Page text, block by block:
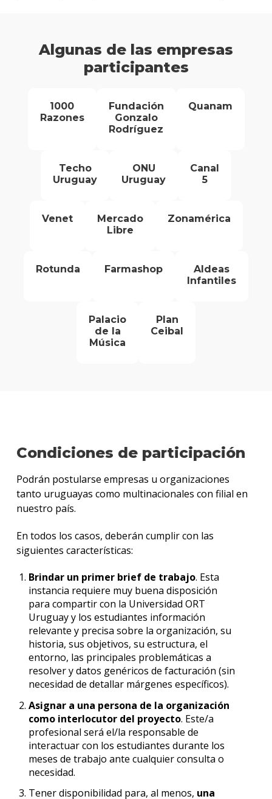
Algunas de las empresas
participantes
1000
Razones
Fundación
Gonzalo
Rodríguez
Quanam
Techo
Uruguay
ONU
Uruguay
Canal
5
Venet
Mercado
Libre
Zonamérica
Rotunda Farmashop
Aldeas
Infantiles
Palacio
de la
Música
Plan
Ceibal
Condiciones de participación
Podrán postularse empresas u organizaciones
tanto uruguayas como multinacionales con filial en
nuestro país.
En todos los casos, deberán cumplir con las
siguientes características:
Brindar un primer brief de trabajo. Esta
instancia requiere muy buena disposición
para compartir con la Universidad ORT
Uruguay y los estudiantes información
relevante y precisa sobre la organización, su
historia, sus objetivos, su estructura, el
entorno, las principales problemáticas a
resolver y datos genéricos de facturación (sin
necesidad de detallar márgenes específicos).
Asignar a una persona de la organización
como interlocutor del proyecto. Este/a
profesional será el/la responsable de
interactuar con los estudiantes durante los
meses de trabajo ante cualquier consulta o
necesidad.
Tener disponibilidad para, al menos, una